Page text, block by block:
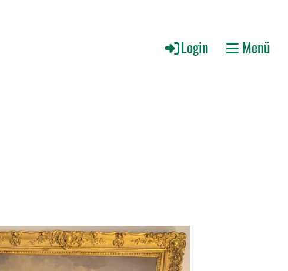
Login Menü